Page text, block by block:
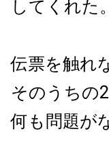
してくれた。
伝票を触れ
そのうちの
何も問題が